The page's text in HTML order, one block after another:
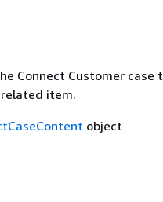
Connect Customer case
item.
object